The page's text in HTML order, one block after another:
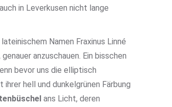
in Leverkusen nicht lange
Namen Fraxinus Linné
anzuschauen. Ein bisschen
bevor uns die elliptisch
hell und dunkelgrünen Färbung
ans Licht, deren